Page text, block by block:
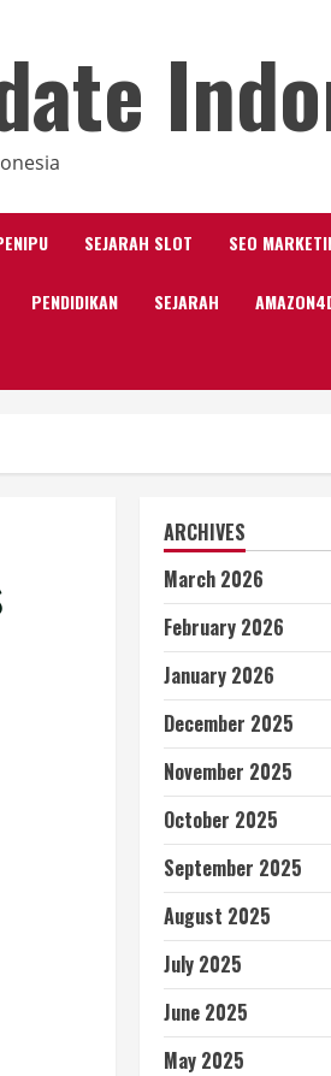
SEJARAH SLOT SEO
PENDIDIKAN SEJARAH
ARCHIVES
March 2026
February 2026
January 2026
December 2025
November 2025
October 2025
September 2025
August 2025
July 2025
June 2025
May 2025